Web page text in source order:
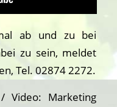
ab und zu bei
zu sein, meldet
Tel. 02874 2272.
Video: Marketing